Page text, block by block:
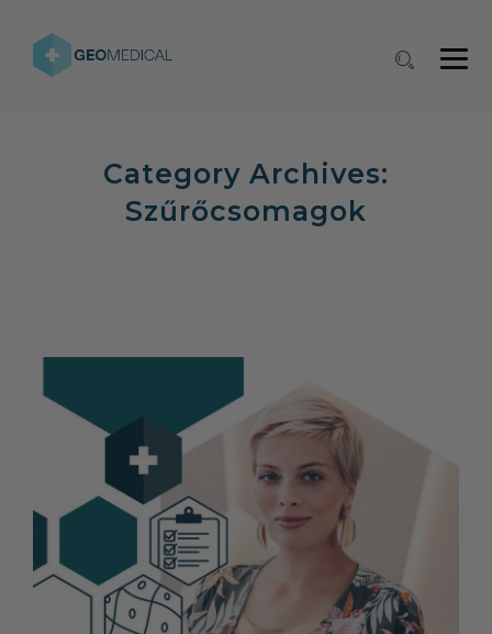
Category Archives:
Szűrőcsomagok